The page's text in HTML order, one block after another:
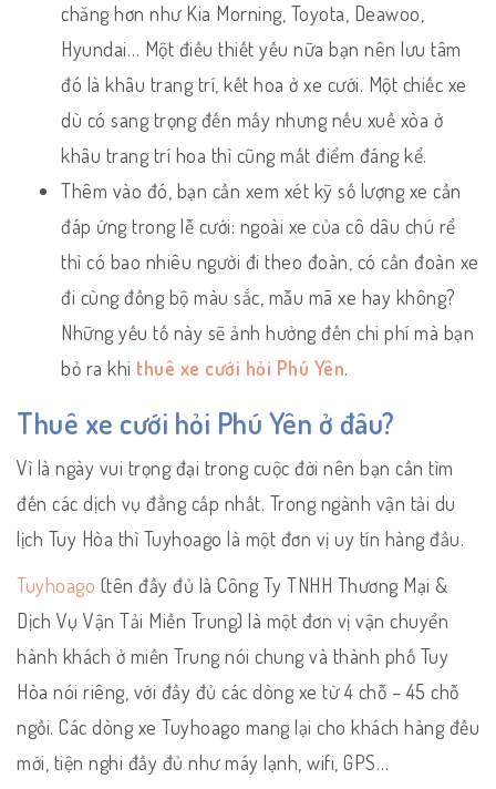
chăng hơn như Kia Morning, Toyota, Deawoo,
Hyundai… Một điều thiết yếu nữa bạn nên lưu tâm
đó là khâu trang trí, kết hoa ở xe cưới. Một chiếc xe
dù có sang trọng đến mấy nhưng nếu xuề xòa ở
khâu trang trí hoa thì cũng mất điểm đáng kể.
Thêm vào đó, bạn cần xem xét kỹ số lượng xe cần
đáp ứng trong lễ cưới: ngoài xe của cô dâu chú rể
thì có bao nhiêu người đi theo đoàn, có cần đoàn xe
đi cùng đồng bộ màu sắc, mẫu mã xe hay không?
Những yếu tố này sẽ ảnh hưởng đến chi phí mà bạn
bỏ ra khi thuê xe cưới hỏi Phú Yên.
Thuê xe cưới hỏi Phú Yên ở đâu?
Vì là ngày vui trọng đại trong cuộc đời nên bạn cần tìm
đến các dịch vụ đẳng cấp nhất. Trong ngành vận tải du
lịch Tuy Hòa thì Tuyhoago là một đơn vị uy tín hàng đầu.
Tuyhoago (tên đầy đủ là Công Ty TNHH Thương Mại &
Dịch Vụ Vận Tải Miền Trung) là một đơn vị vận chuyển
hành khách ở miền Trung nói chung và thành phố Tuy
Hòa nói riêng, với đầy đủ các dòng xe từ 4 chỗ – 45 chỗ
ngồi. Các dòng xe Tuyhoago mang lại cho khách hàng đều
mới, tiện nghi đầy đủ như máy lạnh, wifi, GPS…